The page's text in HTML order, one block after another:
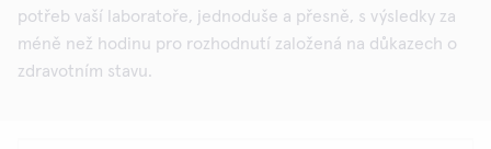
potřeb vaší laboratoře, jednoduše a přesně, s výsledky za
méně než hodinu pro rozhodnutí založená na důkazech o
zdravotním stavu.